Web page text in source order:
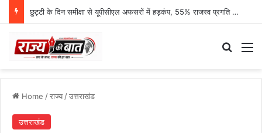
छुट्टी के दिन समीक्षा से यूपीसीएल अफसरों में हड़कंप, 55% राजस्व प्रगति पर एमडी नाराज
Home /राज्य/उत्तराखंड
उत्तराखंड